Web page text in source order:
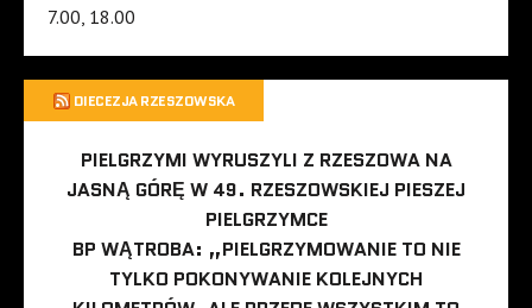
7.00, 18.00
DIECEZJA RZESZOWSKA
PIELGRZYMI WYRUSZYLI Z RZESZOWA NA
JASNĄ GÓRĘ W 49. RZESZOWSKIEJ PIESZEJ
PIELGRZYMCE
BP WĄTROBA: „PIELGRZYMOWANIE TO NIE
TYLKO POKONYWANIE KOLEJNYCH